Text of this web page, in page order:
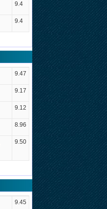
9.4
9.4
9.47
9.17
9.12
8.96
9.50
9.45